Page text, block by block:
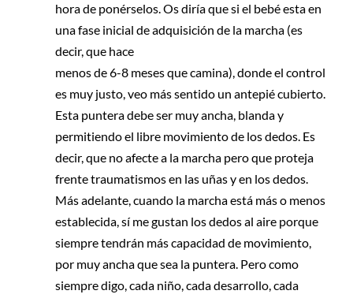
hora de ponérselos. Os diría que si el bebé esta en
una fase inicial de adquisición de la marcha (es
decir, que hace
menos de 6-8 meses que camina), donde el control
es muy justo, veo más sentido un antepié cubierto.
Esta puntera debe ser muy ancha, blanda y
permitiendo el libre movimiento de los dedos. Es
decir, que no afecte a la marcha pero que proteja
frente traumatismos en las uñas y en los dedos.
Más adelante, cuando la marcha está más o menos
establecida, sí me gustan los dedos al aire porque
siempre tendrán más capacidad de movimiento,
por muy ancha que sea la puntera. Pero como
siempre digo, cada niño, cada desarrollo, cada